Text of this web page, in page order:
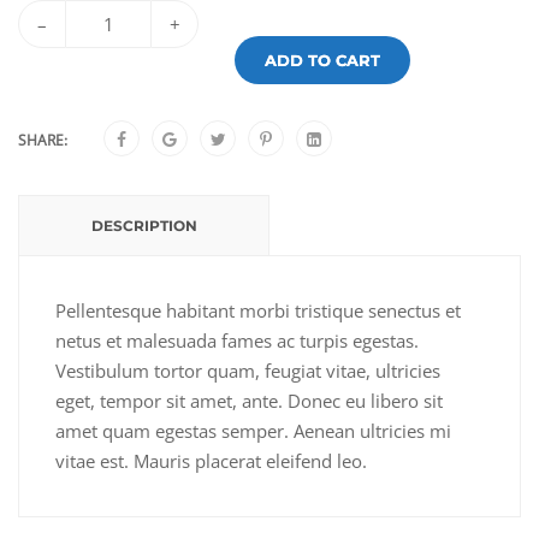
– +
ADD TO CART
SHARE:
DESCRIPTION
Pellentesque habitant morbi tristique senectus et
netus et malesuada fames ac turpis egestas.
Vestibulum tortor quam, feugiat vitae, ultricies
eget, tempor sit amet, ante. Donec eu libero sit
amet quam egestas semper. Aenean ultricies mi
vitae est. Mauris placerat eleifend leo.